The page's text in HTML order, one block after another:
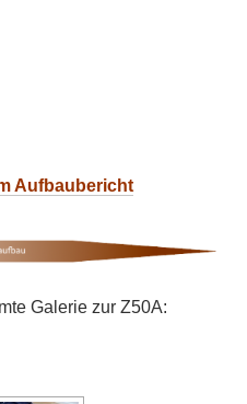
Aufbaubericht
Galerie zur Z50A: